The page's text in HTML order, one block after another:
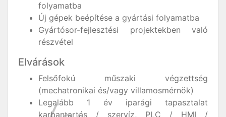
folyamatba
Új gépek beépítése a gyártási folyamatba
Gyártósor-fejlesztési projektekben való
részvétel
Elvárások
Felsőfokú műszaki végzettség
(mechatronikai és/vagy villamosmérnök)
Legalább 1 év iparági tapasztalat
karbantartás / szervíz, PLC / HMI /